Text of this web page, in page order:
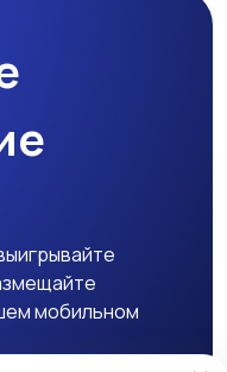
мобильном